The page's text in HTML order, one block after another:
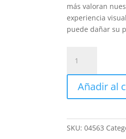
más valoran
experiencia
puede dañar su
Pantalla
Meizu
cantidad
Añadir al
SKU:04563